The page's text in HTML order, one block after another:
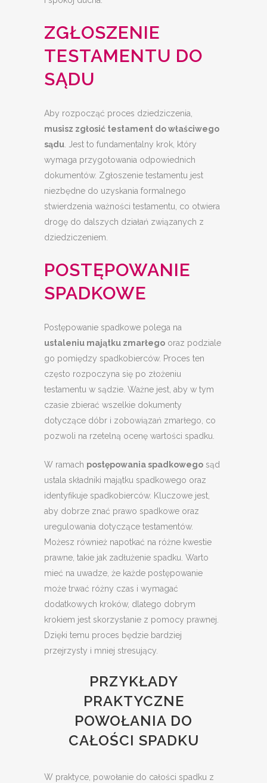
ZGŁOSZENIE
TESTAMENTU DO
SĄDU
Aby rozpocząć proces dziedziczenia,
musisz zgłosić testament do właściwego
sądu. Jest to fundamentalny krok, który
wymaga przygotowania odpowiednich
dokumentów. Zgłoszenie testamentu jest
niezbędne do uzyskania formalnego
stwierdzenia ważności testamentu, co otwiera
drogę do dalszych działań związanych z
dziedziczeniem.
POSTĘPOWANIE
SPADKOWE
Postępowanie spadkowe polega na
ustaleniu majątku zmarłego oraz podziale
go pomiędzy spadkobierców. Proces ten
często rozpoczyna się po złożeniu
testamentu w sądzie. Ważne jest, aby w tym
czasie zbierać wszelkie dokumenty
dotyczące dóbr i zobowiązań zmarłego, co
pozwoli na rzetelną ocenę wartości spadku.
W ramach postępowania spadkowego sąd
ustala składniki majątku spadkowego oraz
identyfikuje spadkobierców. Kluczowe jest,
aby dobrze znać prawo spadkowe oraz
uregulowania dotyczące testamentów.
Możesz również napotkać na różne kwestie
prawne, takie jak zadłużenie spadku. Warto
mieć na uwadze, że każde postępowanie
może trwać różny czas i wymagać
dodatkowych kroków, dlatego dobrym
krokiem jest skorzystanie z pomocy prawnej.
Dzięki temu proces będzie bardziej
przejrzysty i mniej stresujący.
PRZYKŁADY
PRAKTYCZNE
POWOŁANIA DO
CAŁOŚCI SPADKU
W praktyce, powołanie do całości spadku z